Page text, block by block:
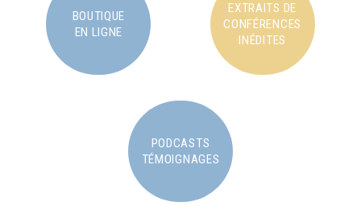
BOUTIQUE
EN LIGNE
EXTRAITS DE
CONFÉRENCES
INÉDITES
PODCASTS
TÉMOIGNAGES